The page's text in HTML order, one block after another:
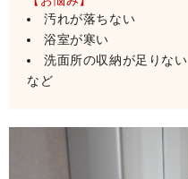
汚れが落ちない
浴室が寒い
洗面所の収納が足りない
など